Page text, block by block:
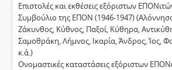
Επιστολές και εκθέσεις εξόριστων
Συµβούλιο της ΕΠΟΝ (1946-1947)
Ζάκυνθος, Κύθνος, Παξοί, Κύθηρα,
Σαµοθράκη, Λήµνος, Ικαρία, Άνδρος, Ίος,
κ.ά.)
Ονοµαστικές καταστάσεις εξόριστων